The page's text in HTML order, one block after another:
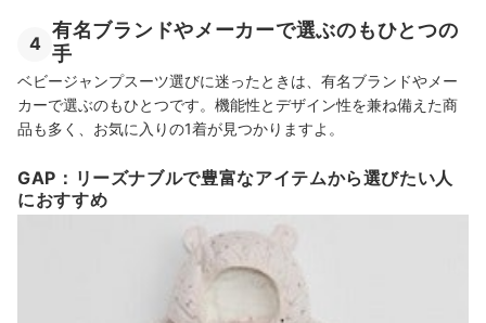
4
有名ブランドやメーカーで選ぶのもひとつの
手
ベビージャンプスーツ選びに迷ったときは、有名ブランドやメー
カーで選ぶのもひとつです。機能性とデザイン性を兼ね備えた商
品も多く、お気に入りの1着が見つかりますよ。
GAP：リーズナブルで豊富なアイテムから選びたい人
におすすめ